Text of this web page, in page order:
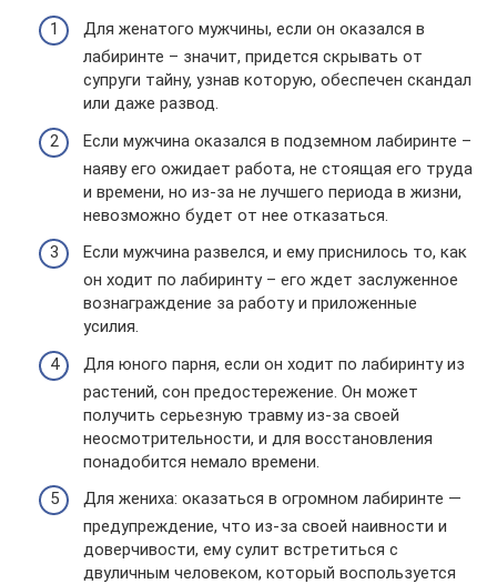
Для женатого мужчины, если он оказался в
лабиринте – значит, придется скрывать от
супруги тайну, узнав которую, обеспечен скандал
или даже развод.
Если мужчина оказался в подземном лабиринте –
наяву его ожидает работа, не стоящая его труда
и времени, но из-за не лучшего периода в жизни,
невозможно будет от нее отказаться.
Если мужчина развелся, и ему приснилось то, как
он ходит по лабиринту – его ждет заслуженное
вознаграждение за работу и приложенные
усилия.
Для юного парня, если он ходит по лабиринту из
растений, сон предостережение. Он может
получить серьезную травму из-за своей
неосмотрительности, и для восстановления
понадобится немало времени.
Для жениха: оказаться в огромном лабиринте —
предупреждение, что из-за своей наивности и
доверчивости, ему сулит встретиться с
двуличным человеком, который воспользуется